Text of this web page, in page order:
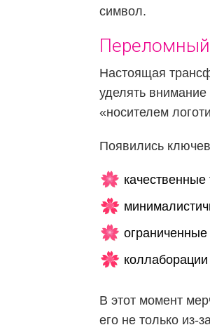
символ.
Переломный
Настоящая
уделять
«носителем
Появились
В этот момент
его не только из-